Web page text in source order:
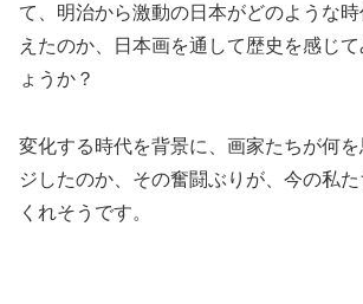
て、明治から激動の日本がどのような
えたのか、日本画を通して歴史を感じ
ょうか？
変化する時代を背景に、画家たちが何
ジしたのか、その奮闘ぶりが、今の私
くれそうです。